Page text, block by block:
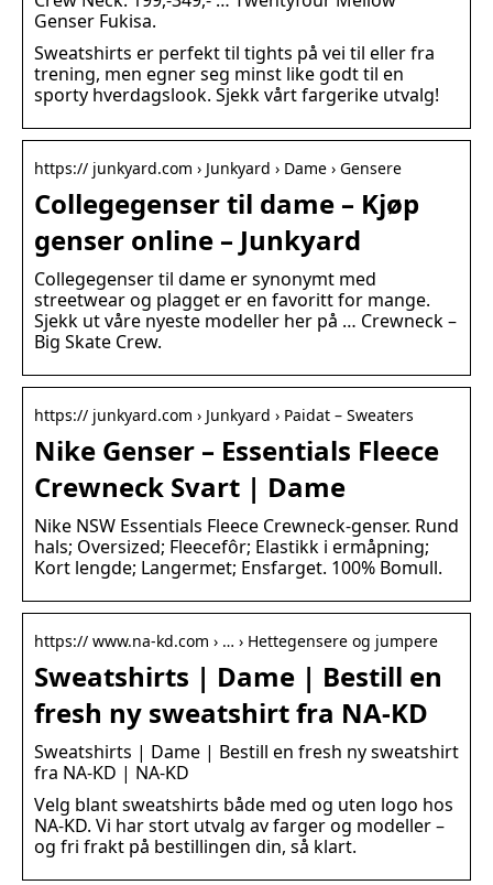
Genser Fukisa.
Sweatshirts er perfekt til tights på vei til eller fra
trening, men egner seg minst like godt til en
sporty hverdagslook. Sjekk vårt fargerike utvalg!
https:// junkyard.com › Junkyard › Dame › Gensere
Collegegenser til dame – Kjøp
genser online – Junkyard
Collegegenser til dame er synonymt med
streetwear og plagget er en favoritt for mange.
Sjekk ut våre nyeste modeller her på … Crewneck –
Big Skate Crew.
https:// junkyard.com › Junkyard › Paidat – Sweaters
Nike Genser – Essentials Fleece
Crewneck Svart | Dame
Nike NSW Essentials Fleece Crewneck-genser. Rund
hals; Oversized; Fleecefôr; Elastikk i ermåpning;
Kort lengde; Langermet; Ensfarget. 100% Bomull.
https:// www.na-kd.com › … › Hettegensere og jumpere
Sweatshirts | Dame | Bestill en
fresh ny sweatshirt fra NA-KD
Sweatshirts | Dame | Bestill en fresh ny sweatshirt
fra NA-KD | NA-KD
Velg blant sweatshirts både med og uten logo hos
NA-KD. Vi har stort utvalg av farger og modeller –
og fri frakt på bestillingen din, så klart.